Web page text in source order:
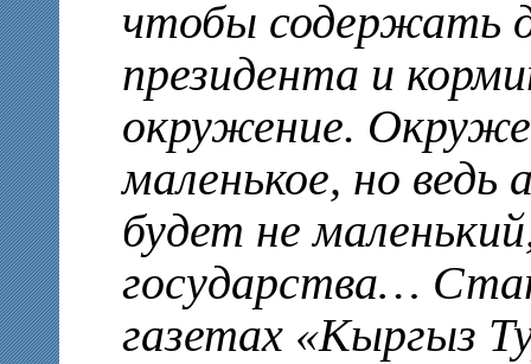
чтобы содержать
президента и
окружение.
маленькое, но
будет не
государства…
газетах «Кыргыз